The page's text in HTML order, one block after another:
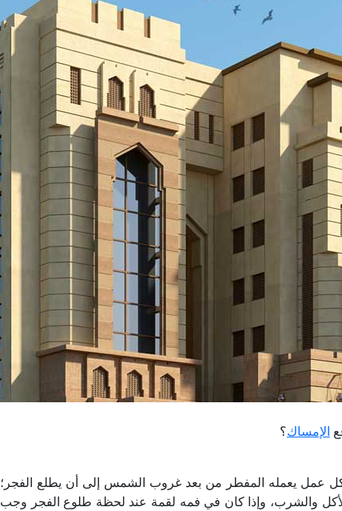
الإمساك؟
عمل يعمله المفطر من بعد غروب الشمس إلى أن يطلع الفجر؛
والشرب، وإذا كان في فمه لقمة عند لحظة طلوع الفجر وجب